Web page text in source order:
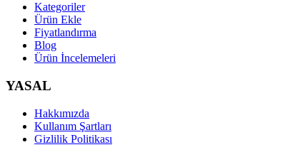
Kategoriler
Ürün Ekle
Fiyatlandırma
Blog
Ürün İncelemeleri
YASAL
Hakkımızda
Kullanım Şartları
Gizlilik Politikası